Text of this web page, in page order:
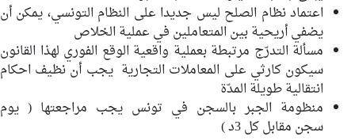
اعتماد نظام الصلح ليس جديدا على النظام التونسي، يمكن أن
يضفي أريحية بين المتعاملين في عملية الخلاص
مسألة التدرّج مرتبطة بعملية واقعية الوقع الفوري لهذا القانون
سيكون كارثي على المعاملات التجارية يجب أن نظيف احكام
انتقالية طويلة المدّة
منظومة الجبر بالسجن في تونس يجب مراجعتها ( يوم
سجن مقابل كل 3د )